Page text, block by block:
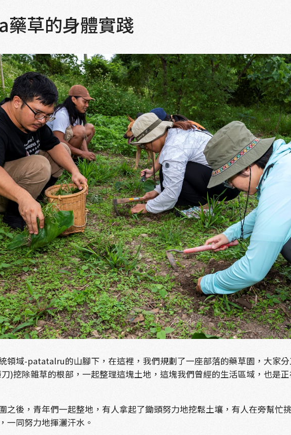
草的身體實踐
領域-patatalru的山腳下，在這裡，我們規劃了一座部落的藥草園，大家
)挖除雜草的根部，一起整理這塊土地，這塊我們曾經的生活區域，也是正
之後，青年們一起整地，有人拿起了鋤頭努力地挖鬆土壤，有人在旁幫忙
一同努力地揮灑汗水。